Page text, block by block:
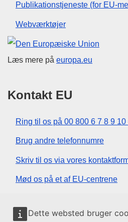
Dette websted bruger
Publikationstjeneste (for EU-
Webværktøjer
Den Europæiske
Læs mere på europa.eu
Kontakt EU
Ring til os på 00 800 6 7 8 9 10
Brug andre telefonnumre
Skriv til os via vores
Mød os på et af EU-centrene
Sociale medier